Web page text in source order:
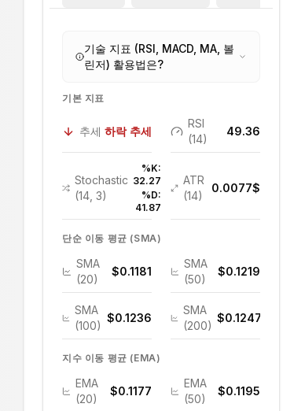
기술 지표 (RSI, MACD, MA, 볼
린저) 활용법은?
기본 지표
추세 하락 추세
RSI
(14)
49.36
Stochastic
(14, 3)
%K:
32.27
%D:
41.87
ATR
(14)
0.0077$
단순 이동 평균 (SMA)
SMA
(20)
$0.1181
SMA
(50)
$0.1219
SMA
(100)
$0.1236
SMA
(200)
$0.1247
지수 이동 평균 (EMA)
EMA
(20)
$0.1177
EMA
(50)
$0.1195